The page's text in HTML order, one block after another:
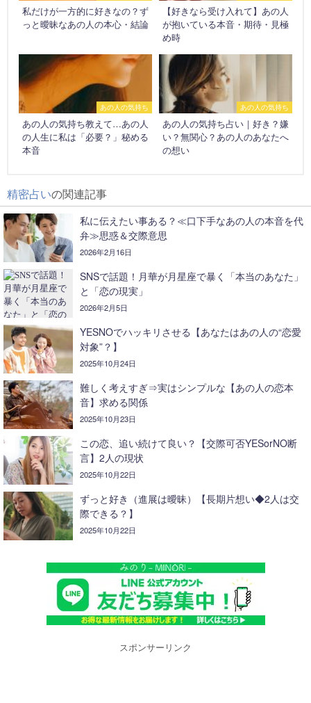
私だけが一方的に好きなの？ず
っと曖昧なあの人の本心・結論
【好きなら受け入れて】あの人
が抱いている本音・期待・見極
め時
あの人の気持ち
あの人の気持ち教えて…あの人
の人生に私は「必要？」秘める
本音
あの人の気持ち
あの人の気持ち占い｜好き？嫌
い？無関心？あの人のあなたへ
の想い
精密占いの関連記事
私に伝えたい事ある？≪口下手なあの人の本音を代
弁≫思惑＆交際意思
2026年2月16日
SNSで話題！月華が月星座で暴く「本当のあなた」
と「恋の現実」
2026年2月5日
YESNOでハッキリさせる【あなたはあの人の“恋愛
対象”？】
2025年10月24日
難しく考えすぎ⇒実はシンプルな【あの人の恋本
音】求める関係
2025年10月23日
この恋、追い続けて良い？【交際可否YESorNO断
言】2人の現状
2025年10月22日
ずっと好き（進展は曖昧）【長期片想い◆2人は交
際できる？】
2025年10月22日
スポンサーリンク